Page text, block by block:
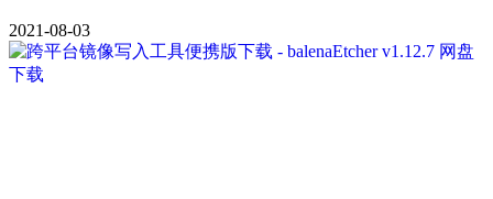
2021-08-03